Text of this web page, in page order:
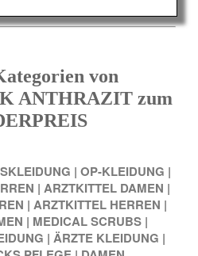
von
ANTHRAZIT zum
| OP-KLEIDUNG |
| ARZTKITTEL DAMEN |
| ARZTKITTEL HERREN |
| MEDICAL SCRUBS |
| ÄRZTE KLEIDUNG |